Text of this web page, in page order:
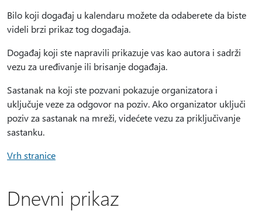
Bilo koji događaj u kalendaru možete da odaberete da biste
videli brzi prikaz tog događaja.
Događaj koji ste napravili prikazuje vas kao autora i sadrži
vezu za uređivanje ili brisanje događaja.
Sastanak na koji ste pozvani pokazuje organizatora i
uključuje veze za odgovor na poziv. Ako organizator uključi
poziv za sastanak na mreži, videćete vezu za priključivanje
sastanku.
Vrh stranice
Dnevni prikaz